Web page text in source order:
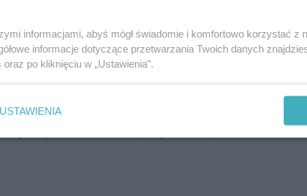
wiele zabaw edukacyjnych – zarówno dla
sił w quizach wiedzy z nagrodami, zadaniach-
wadze przeciążeniowej
symulatorach
dla kierowców, czyli wzroku, ciśnienia
informacjami, abyś mógł świadomie i komfortowo korzystać z
informacje dotyczące przetwarzania Twoich danych
oraz po kliknięciu w „Ustawienia”.
USTAWIENIA